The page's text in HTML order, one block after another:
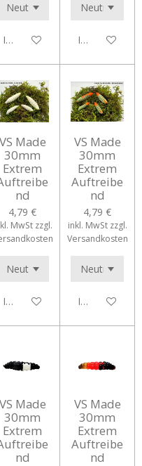
In den WarenkorbIn den
VS Made
30mm
Extrem
nd
4,79 €
MwSt zzgl.
In den Warenkorb
VS Made
30mm
Extrem
Auftreibe
nd
4,79 €
inkl. MwSt zzgl.
Versandkosten
In den
VS Made
30mm
Extrem
nd
VS Made
30mm
Extrem
Auftreibe
nd